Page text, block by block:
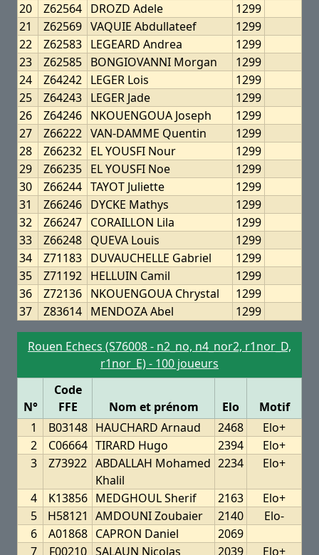
20
Z62564 DROZD Adele
1299
21
Z62569 VAQUIE Abdullateef
1299
22
Z62583 LEGEARD Andrea
1299
23
Z62585 BONGIOVANNI Morgan
1299
24
Z64242 LEGER Lois
1299
25
Z64243 LEGER Jade
1299
26
Z64246 NKOUENGOUA Joseph
1299
27
Z66222 VAN-DAMME Quentin
1299
28
Z66232 EL YOUSFI Nour
1299
29
Z66235 EL YOUSFI Noe
1299
30
Z66244 TAYOT Juliette
1299
31
Z66246 DYCKE Mathys
1299
32
Z66247 CORAILLON Lila
1299
33
Z66248 QUEVA Louis
1299
34
Z71183 DUVAUCHELLE Gabriel
1299
35
Z71192 HELLUIN Camil
1299
36
Z72136 NKOUENGOUA Chrystal
1299
37
Z83614 MENDOZA Abel 1299
Rouen Echecs (S76008 - n2_no, n4_nor2, r1nor_D,
r1nor_E) - 100 joueurs
N°
Code
FFE
Nom et prénom Elo
Motif
1
B03148 HAUCHARD Arnaud 2468
Elo+
2
C06664 TIRARD Hugo 2394
Elo+
3
Z73922 ABDALLAH Mohamed
Khalil
2234 Elo+
4 K13856 MEDGHOUL Sherif 2163
Elo+
5
H58121 AMDOUNI Zoubaier 2140
Elo-
6
A01868 CAPRON Daniel
2069
7
F00210 SALAUN Nicolas 2039 Elo+